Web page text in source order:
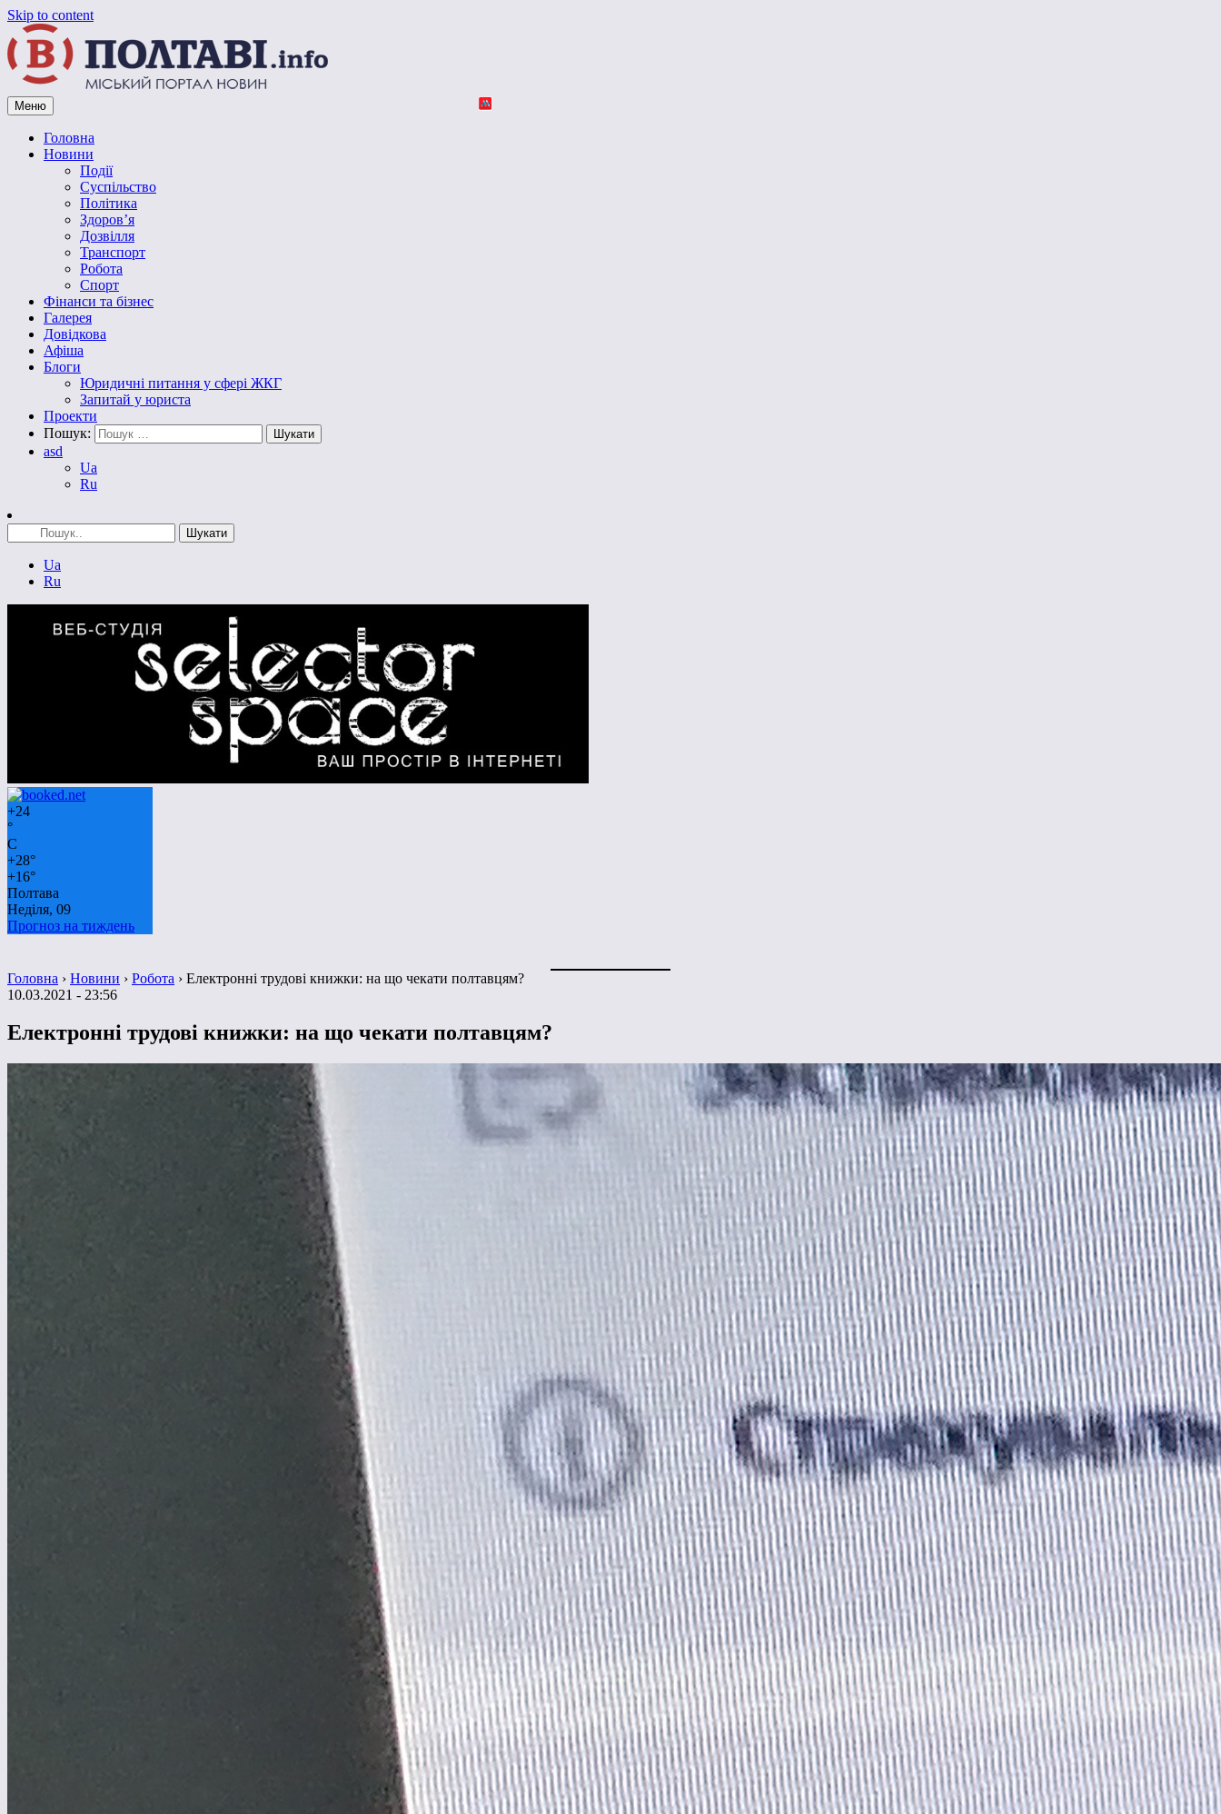
Skip to content
Vpoltave.info
Полтавський портал новин
Меню
Головна
Новини
Події
Суспільство
Політика
Здоров’я
Дозвілля
Транспорт
Робота
Спорт
Фінанси та бізнес
Галерея
Довідкова
Афіша
Блоги
Юридичні питання у сфері ЖКГ
Запитай у юриста
Проекти
Пошук:
asd
Ua
Ru
Ua
Ru
+24
°
C
+28°
+16°
Полтава
Неділя, 09
Прогноз на тиждень
Головна › Новини › Робота › Електронні трудові книжки: на що чекати полтавцям?
10.03.2021 - 23:56
Електронні трудові книжки: на що чекати полтавцям?